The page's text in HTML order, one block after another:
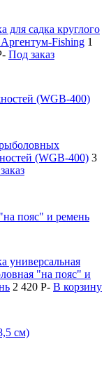
для садка круглого
Fishing 1
- Под заказ
(WGB-400)
(WGB-400) 3
пояс" и ремень
универсальная
"на пояс" и
2 420 P- В корзину
см)